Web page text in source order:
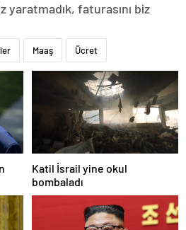
yaratmadık, faturasını biz
Maaş Ücret
Katil İsrail yine okul
bombaladı